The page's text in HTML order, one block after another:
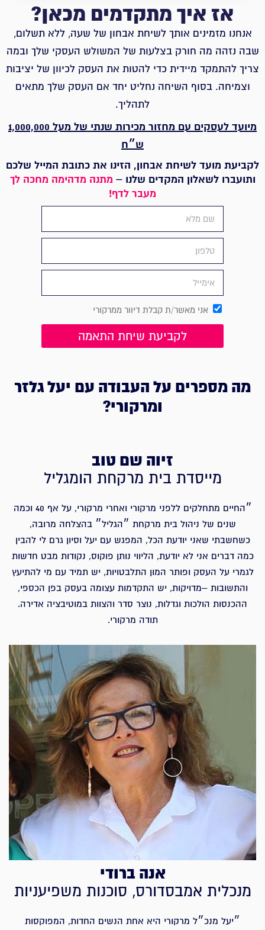
אז איך מתקדמים מכאן?
אנחנו מזמינים אותך לשיחת אבחון של שעה, ללא תשלום,
שבה נזהה מה חורק בצלעות של המשולש העסקי שלך ובמה
צריך להתמקד מיידית כדי להטות את העסק לכיוון של יציבות
וצמיחה.בסוף השיחה נחליט יחד אם העסק שלך מתאים
לתהליך.
מיועד לעסקים עם מחזור מכירות שנתי של מעל 1,000,000
ש״ח
לקביעת מועד לשיחת אבחון, הזינו את כתובת המייל שלכם
ותועברו לשאלון המקדים שלנו – מתנה מדהימה מחכה לך
מעבר לדף!
אני מאשר/ת קבלת דיוור ממרקורי
לקביעת שיחת התאמה
מה מספרים על העבודה עם יעל גלזר
ומרקורי?
זיוה שם טוב
מייסדת בית מרקחת הומגליל
״החיים מתחלקים ללפני מרקורי ואחרי מרקורי, על אף 40 וכמה
שנים של ניהול בית מרקחת ״הגליל״ בהצלחה מרובה,
כשחשבתי שאני יודעת הכל, המפגש עם יעל וסיון גרם לי להבין
כמה דברים אני לא יודעת, הליווי נותן פוקוס, נקודות מבט חדשות
לגמרי על העסק ופותר המון התלבטויות, יש תמיד עם מי להתיעץ
והתשובות –מדויקות, יש התקדמות עצומה בעסק בפן הכספי,
ההכנסות הולכות וגדלות, נוצר סדר והצוות במוטיבציה אדירה.
תודה מרקורי.
אנה ברודי
מנכלית אמבסדורס, סוכנות משפיעניות
״יעל מנכ״ל מרקורי היא אחת הנשים החדות, המפוקסות